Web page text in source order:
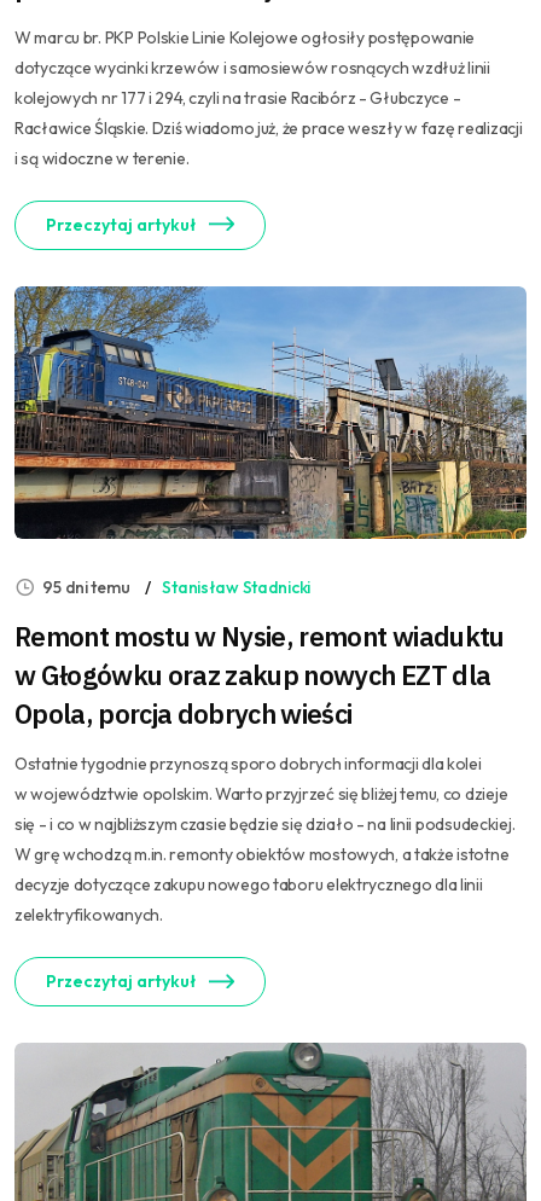
W marcu br. PKP Polskie Linie Kolejowe ogłosiły postępowanie
dotyczące wycinki krzewów i samosiewów rosnących wzdłuż linii
kolejowych nr 177 i 294, czyli na trasie Racibórz - Głubczyce -
Racławice Śląskie. Dziś wiadomo już, że prace weszły w fazę realizacji
i są widoczne w terenie.
Przeczytaj artykuł
95 dni temu Stanisław Stadnicki
Remont mostu w Nysie, remont wiaduktu
w Głogówku oraz zakup nowych EZT dla
Opola, porcja dobrych wieści
Ostatnie tygodnie przynoszą sporo dobrych informacji dla kolei
w województwie opolskim. Warto przyjrzeć się bliżej temu, co dzieje
się - i co w najbliższym czasie będzie się działo - na linii podsudeckiej.
W grę wchodzą m.in. remonty obiektów mostowych, a także istotne
decyzje dotyczące zakupu nowego taboru elektrycznego dla linii
zelektryfikowanych.
Przeczytaj artykuł